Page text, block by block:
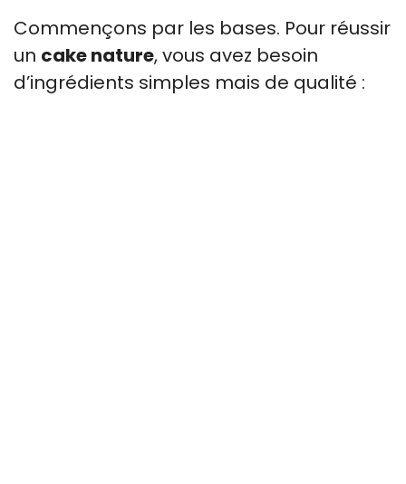
Commençons par les bases. Pour réussir
un cake nature, vous avez besoin
d’ingrédients simples mais de qualité :